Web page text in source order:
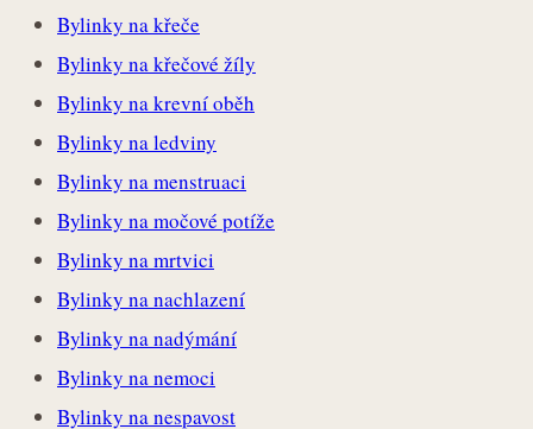
Bylinky na křeče
Bylinky na křečové žíly
Bylinky na krevní oběh
Bylinky na ledviny
Bylinky na menstruaci
Bylinky na močové potíže
Bylinky na mrtvici
Bylinky na nachlazení
Bylinky na nadýmání
Bylinky na nemoci
Bylinky na nespavost